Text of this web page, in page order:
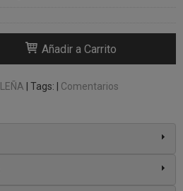
Añadir a Carrito
Tags: Comentarios